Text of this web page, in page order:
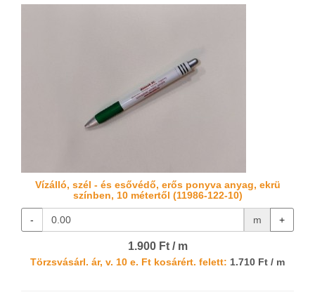
Vízálló, szél - és esővédő, erős ponyva anyag, ekrü
színben, 10 métertől (11986-122-10)
- m +
1.900 Ft / m
Törzsvásárl. ár, v. 10 e. Ft kosárért. felett: 1.710 Ft / m